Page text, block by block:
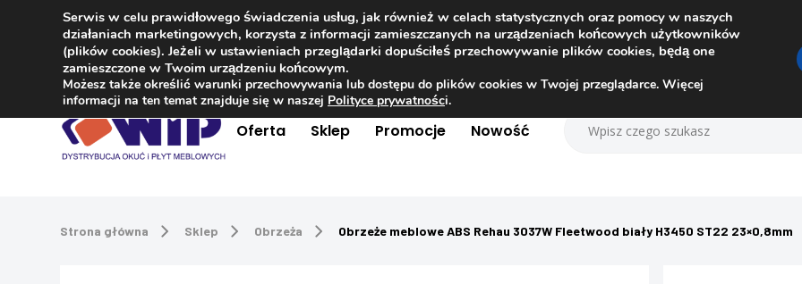
Kontakt +48 504 181 848
Oferta Sklep Promocje Nowość
Strona główna Sklep Obrzeża Obrzeże meblowe ABS Rehau 3037W Fleetwood biały H3450 ST22 23×0,8mm
Serwis w celu prawidłowego świadczenia usług, jak również w celach statystycznych oraz pomocy w naszych
działaniach marketingowych, korzysta z informacji zamieszczanych na urządzeniach końcowych użytkowników
(plików cookies). Jeżeli w ustawieniach przeglądarki dopuściłeś przechowywanie plików cookies, będą one
zamieszczone w Twoim urządzeniu końcowym.
Możesz także określić warunki przechowywania lub dostępu do plików cookies w Twojej przeglądarce. Więcej
informacji na ten temat znajduje się w naszej Polityce prywatności.